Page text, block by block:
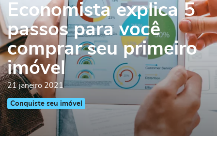
Economista explica 5
passos para você
comprar seu primeiro
imóvel
21 janeiro 2021
Conquiste seu imóvel